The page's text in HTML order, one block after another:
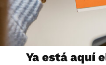
Ya está aquí